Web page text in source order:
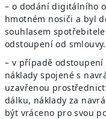
– o dodání digitálního
hmotném nosiči a byl
souhlasem
odstoupení od smlouvy.
– v případě
náklady spojené s
uzavřenou
dálku, náklady za
být vráceno pro svou